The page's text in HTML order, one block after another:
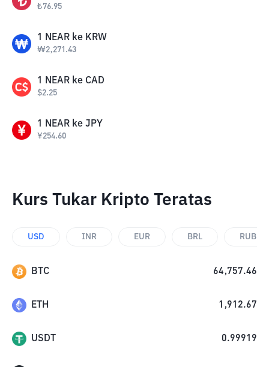
₺76.95
1 NEAR ke KRW
₩2,271.43
1 NEAR ke CAD
$2.25
1 NEAR ke JPY
¥254.60
Kurs Tukar Kripto Teratas
USD INR EUR BRL RUB
BTC 64,757.46
ETH 1,912.67
USDT 0.99919